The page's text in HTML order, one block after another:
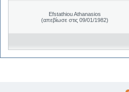
Efstathiou Athanasios
(απεβίωσε στις 09/01/1982)